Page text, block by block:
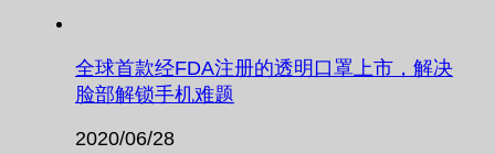
全球首款经FDA注册的透明口罩上市，解决
脸部解锁手机难题
2020/06/28